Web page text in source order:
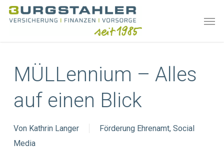
Skip
MÜLLennium – Alles
auf einen Blick
Von Kathrin Langer Förderung Ehrenamt, Social
Media